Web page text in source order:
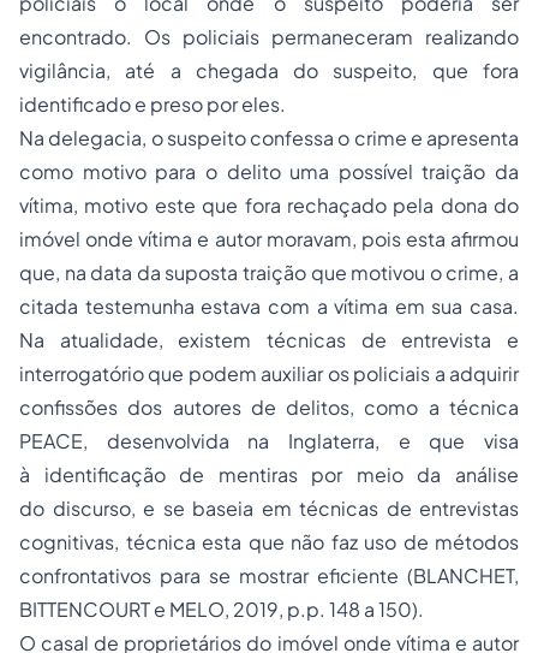
encontrado. Os policiais permaneceram realizando
vigilância, até a chegada do suspeito, que fora
identificado e preso por eles.
Na delegacia, o suspeito confessa o crime e apresenta
como motivo para o delito uma possível traição da
vítima, motivo este que fora rechaçado pela dona do
imóvel onde vítima e autor moravam, pois esta afirmou
que, na data da suposta traição que motivou o crime, a
citada testemunha estava com a vítima em sua casa.
Na atualidade, existem técnicas de entrevista e
interrogatório que podem auxiliar os policiais a adquirir
confissões dos autores de delitos, como a técnica
PEACE, desenvolvida na Inglaterra, e que visa
à identificação de mentiras por meio da análise
do discurso, e se baseia em técnicas de entrevistas
cognitivas, técnica esta que não faz uso de métodos
confrontativos para se mostrar eficiente (BLANCHET,
BITTENCOURT e MELO, 2019, p.p. 148 a 150).
O casal de proprietários do imóvel onde vítima e autor